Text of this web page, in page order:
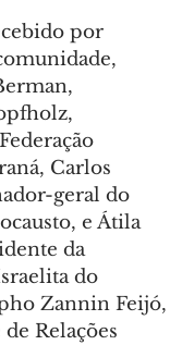
por
Carlos
geral do
e Átila
da
do
Zannin Feijó,
Relações